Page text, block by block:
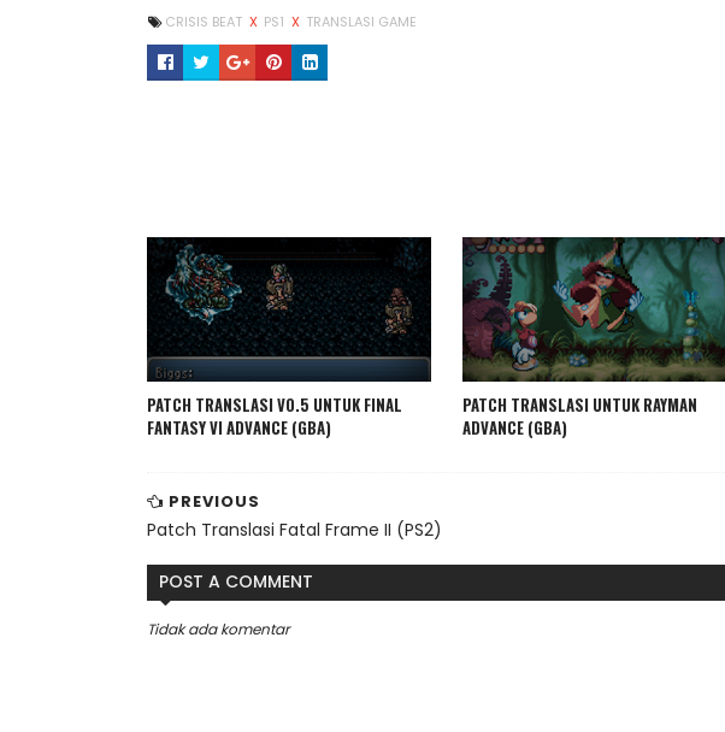
CRISIS BEAT X PS1 X TRANSLASI GAME
PATCH TRANSLASI V0.5 UNTUK FINAL
FANTASY VI ADVANCE (GBA)
PATCH TRANSLASI UNTUK RAYMAN
ADVANCE (GBA)
PREVIOUS
Patch Translasi Fatal Frame II (PS2)
POST A COMMENT
Tidak ada komentar